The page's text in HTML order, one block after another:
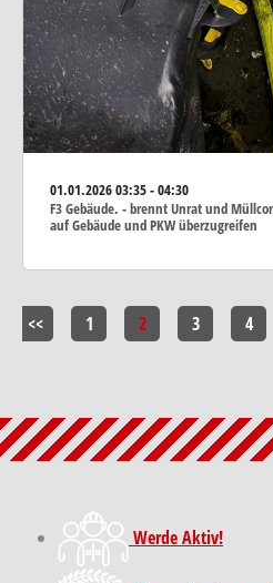
01.01.202603:35 - 04:30
F3 Gebäude. - brennt Unrat und
auf Gebäude und PKW überzugreifen
<< 1 2 3 4
Werde Aktiv!